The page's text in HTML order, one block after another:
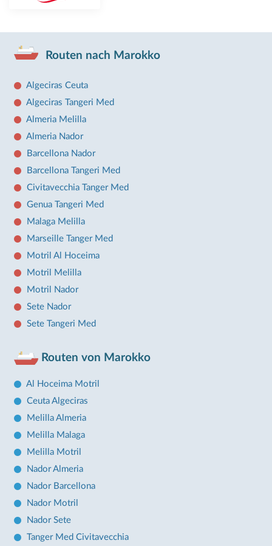
Routen nach Marokko
Algeciras Ceuta
Algeciras Tangeri Med
Almeria Melilla
Almeria Nador
Barcellona Nador
Barcellona Tangeri Med
Civitavecchia Tanger Med
Genua Tangeri Med
Malaga Melilla
Marseille Tanger Med
Motril Al Hoceima
Motril Melilla
Motril Nador
Sete Nador
Sete Tangeri Med
Routen von Marokko
Al Hoceima Motril
Ceuta Algeciras
Melilla Almeria
Melilla Malaga
Melilla Motril
Nador Almeria
Nador Barcellona
Nador Motril
Nador Sete
Tanger Med Civitavecchia